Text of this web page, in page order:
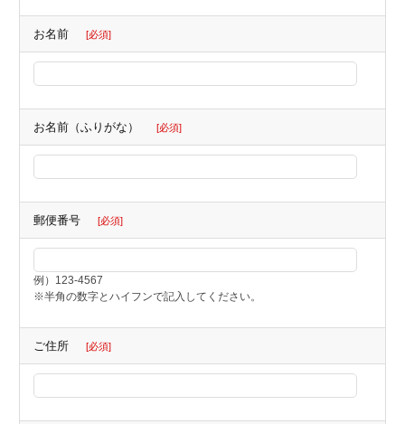
お名前 [必須]
お名前（ふりがな） [必須]
郵便番号 [必須]
例）123-4567
※半角の数字とハイフンで記入してください。
ご住所 [必須]